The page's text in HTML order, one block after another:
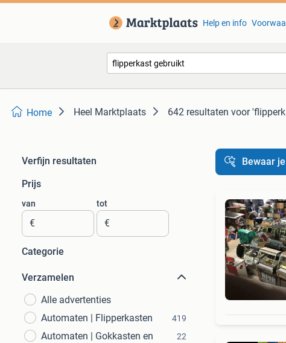
Help en info
Home Heel Marktplaats 642 resultaten voor
Verfijn resultaten
Prijs
van
€
tot
€
Categorie
Verzamelen
Alle advertenties
Automaten | Flipperkasten
419
Automaten | Gokkasten en
22
Bewaar